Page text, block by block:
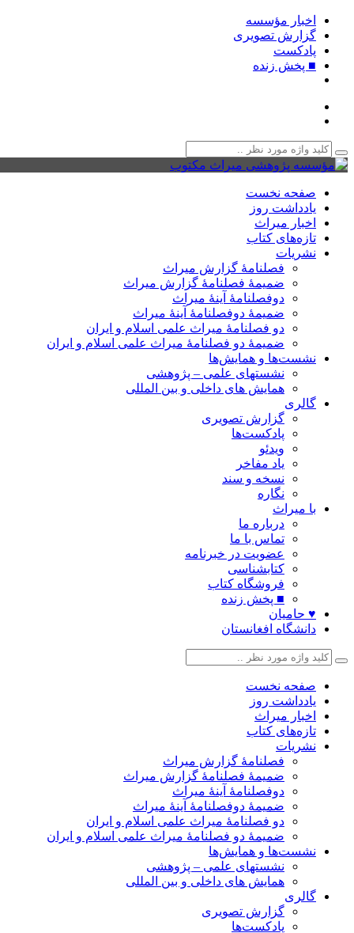
اخبار مؤسسه
گزارش تصویری
پادکست‌
■ پخش زنده
صفحه نخست
یادداشت روز
اخبار میراث
تازه‌های کتاب
نشریات
فصلنامۀ گزارش میراث
ضمیمۀ فصلنامۀ گزارش میراث
دوفصلنامۀ آینۀ میراث
ضمیمۀ دوفصلنامۀ آینۀ میراث
دو فصلنامۀ میراث علمی اسلام و ایران
ضمیمۀ دو فصلنامۀ میراث علمی اسلام و ایران
نشست‌ها و همایش‌ها
نشستهای علمی – پژوهشی
همایش های داخلی و بین المللی
گالری
گزارش تصویری
پادکست‌ها
ویدئو
یاد مفاخر
نسخه و سند
نگاره
با میراث
درباره ما
تماس با ما
عضویت در خبرنامه
کتابشناسی
فروشگاه کتاب
■ پخش زنده
♥ حامیان
دانشگاه افغانستان
صفحه نخست
یادداشت روز
اخبار میراث
تازه‌های کتاب
نشریات
فصلنامۀ گزارش میراث
ضمیمۀ فصلنامۀ گزارش میراث
دوفصلنامۀ آینۀ میراث
ضمیمۀ دوفصلنامۀ آینۀ میراث
دو فصلنامۀ میراث علمی اسلام و ایران
ضمیمۀ دو فصلنامۀ میراث علمی اسلام و ایران
نشست‌ها و همایش‌ها
نشستهای علمی – پژوهشی
همایش های داخلی و بین المللی
گالری
گزارش تصویری
پادکست‌ها